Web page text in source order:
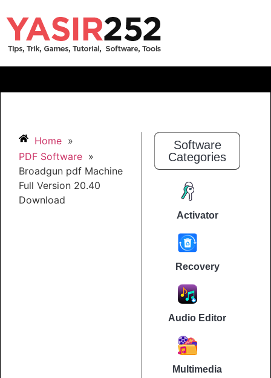
Home »
PDF Software »
Broadgun pdf Machine
Full Version 20.40
Download
Software
Categories
Activator
Recovery
Audio Editor
Multimedia